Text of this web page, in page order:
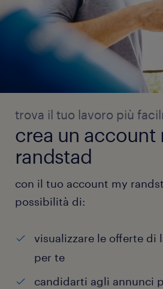
trova il tuo lavoro più
crea un account
randstad
con il tuo account my
possibilità di:
visualizzare le offerte di
per te
candidarti agli annunci